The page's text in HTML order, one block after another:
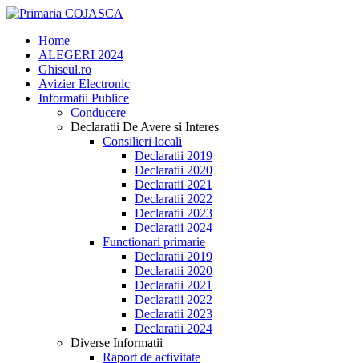
Home
ALEGERI 2024
Ghiseul.ro
Avizier Electronic
Informatii Publice
Conducere
Declaratii De Avere si Interes
Consilieri locali
Declaratii 2019
Declaratii 2020
Declaratii 2021
Declaratii 2022
Declaratii 2023
Declaratii 2024
Functionari primarie
Declaratii 2019
Declaratii 2020
Declaratii 2021
Declaratii 2022
Declaratii 2023
Declaratii 2024
Diverse Informatii
Raport de activitate